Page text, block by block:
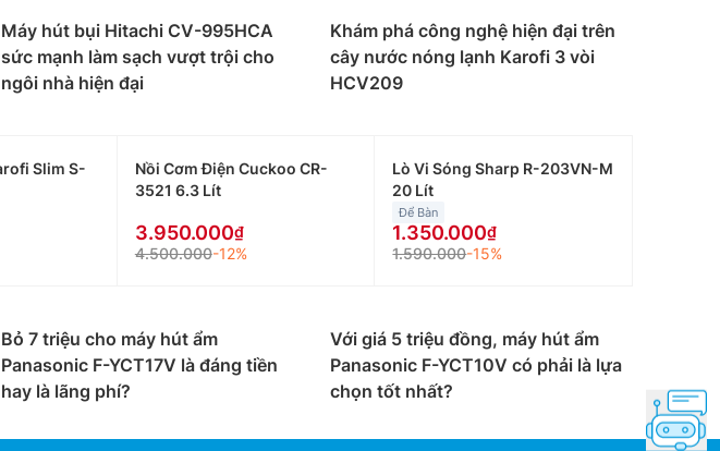
Máy hút bụi Hitachi CV-995HCA
sức mạnh làm sạch vượt trội cho
ngôi nhà hiện đại
Khám phá công nghệ hiện đại trên
cây nước nóng lạnh Karofi 3 vòi
HCV209
Slim S-
Nồi Cơm Điện Cuckoo CR-
3521 6.3 Lít
3.950.000
4.500.000-12%
Lò Vi Sóng Sharp R-203VN-M
20 Lít
Để Bàn
1.350.000
1.590.000-15%
Bỏ 7 triệu cho máy hút ẩm
Panasonic F-YCT17V là đáng tiền
hay là lãng phí?
Với giá 5 triệu đồng, máy hút ẩm
Panasonic F-YCT10V có phải là lựa
chọn tốt nhất?